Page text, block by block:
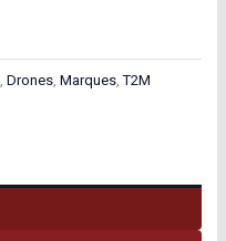
,Drones ,Marques ,T2M